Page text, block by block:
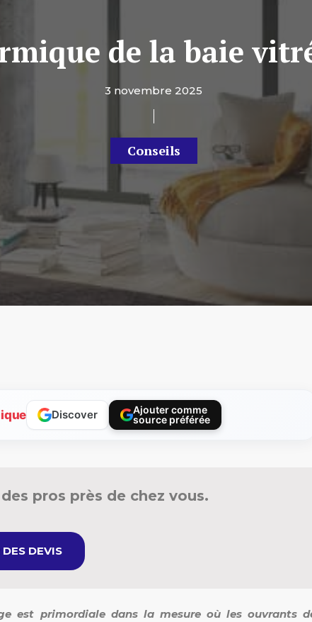
de la baie
3 novembre 2025
Conseils
Discover
Ajouter comme
source préférée
pros près de chez vous.
DEVIS
est primordiale dans la mesure où les ouvrants